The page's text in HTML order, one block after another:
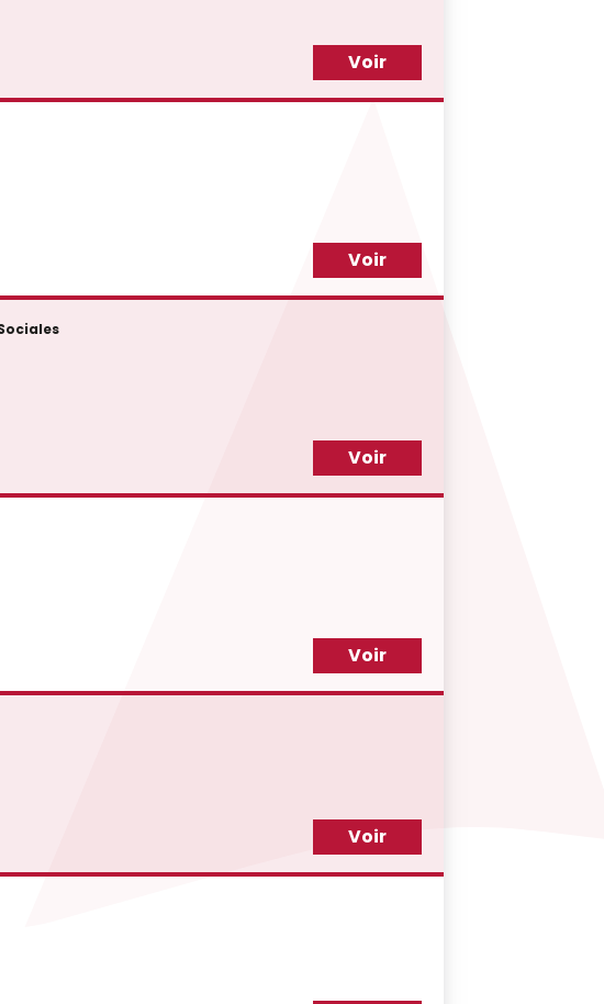
Voir
Voir
Voir
Voir
Voir